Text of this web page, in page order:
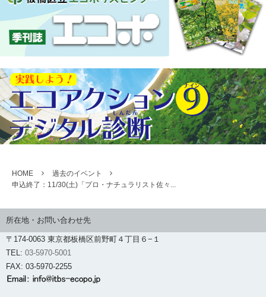
HOME
過去のイベント
申込終了：11/30(土)「プロ・ナチュラリスト佐々...
所在地・お問い合わせ先
〒174-0063 東京都板橋区前野町４丁目６−１
TEL: 03-5970-5001
FAX: 03-5970-2255